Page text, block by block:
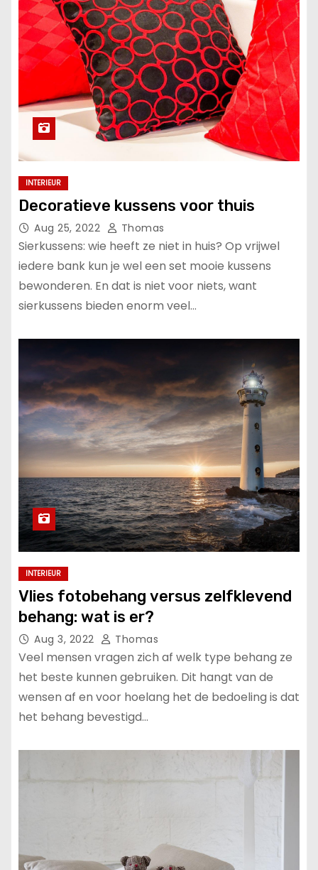
INTERIEUR
Decoratieve kussens voor thuis
Aug 25, 2022 Thomas
Sierkussens: wie heeft ze niet in huis? Op vrijwel
iedere bank kun je wel een set mooie kussens
bewonderen. En dat is niet voor niets, want
sierkussens bieden enorm veel…
INTERIEUR
Vlies fotobehang versus zelfklevend
behang: wat is er?
Aug 3, 2022 Thomas
Veel mensen vragen zich af welk type behang ze
het beste kunnen gebruiken. Dit hangt van de
wensen af en voor hoelang het de bedoeling is dat
het behang bevestigd…